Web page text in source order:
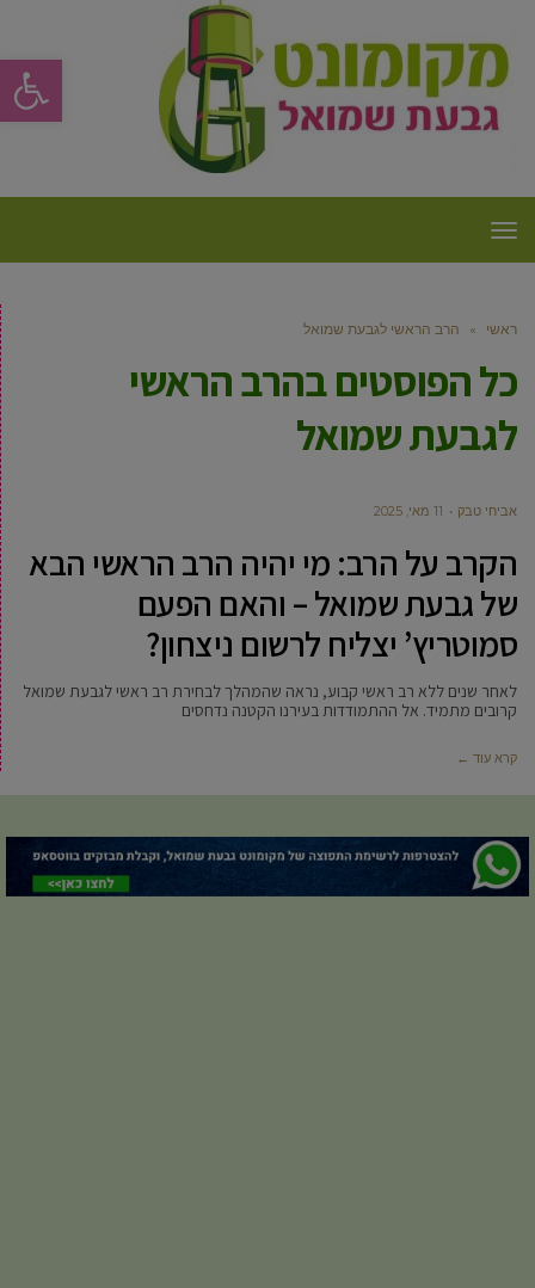
פתח
תפריט
ראשי » הרב הראשי לגבעת שמואל
כל הפוסטים בהרב הראשי
לגבעת שמואל
אביחי טבק 11 מאי, 2025
הקרב על הרב: מי יהיה הרב הראשי הבא
של גבעת שמואל – והאם הפעם
סמוטריץ’ יצליח לרשום ניצחון?
לאחר שנים ללא רב ראשי קבוע, נראה שהמהלך לבחירת רב ראשי לגבעת שמואל
קרובים מתמיד. אל ההתמודדות בעירנו הקטנה נדחסים
קרא עוד ←